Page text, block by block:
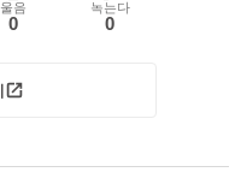
울음
0
녹는다
0